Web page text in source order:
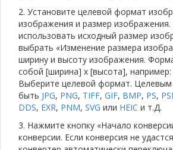
2. Установите целевой формат
изображения и размер
использовать исходный размер
выбрать «Изменение размера
ширину и высоту изображения.
собой [ширина] x [высота], например:
Выберите целевой формат.
быть JPG, PNG, TIFF, GIF, BMP, PS,
DDS, EXR, PNM, SVG или HEIC и т.Д.
3. Нажмите кнопку «Начало
конверсии. Если конверсия не